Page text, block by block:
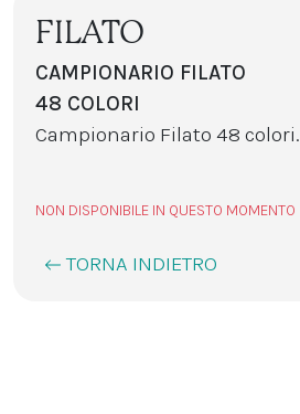
FILATO
CAMPIONARIO FILATO
48 COLORI
Campionario Filato 48 colori.
NON DISPONIBILE IN QUESTO MOMENTO
TORNA INDIETRO